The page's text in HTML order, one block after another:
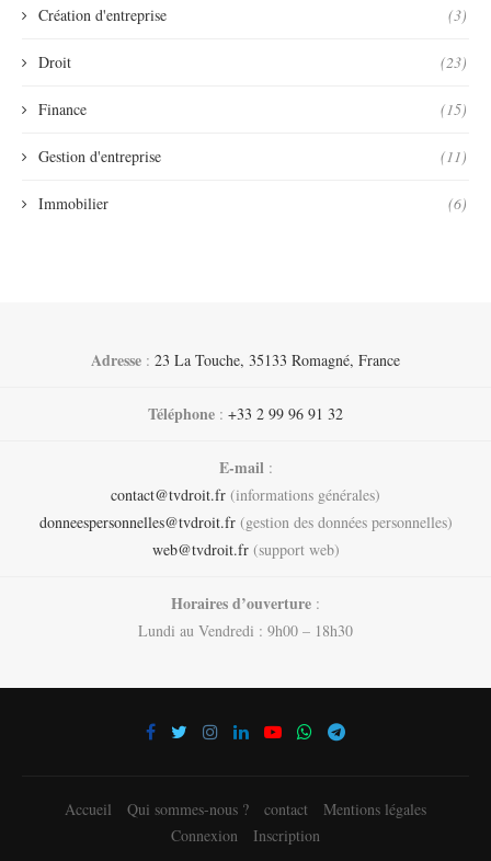
Création d'entreprise (3)
Droit (23)
Finance (15)
Gestion d'entreprise (11)
Immobilier (6)
Adresse : 23 La Touche, 35133 Romagné, France
Téléphone : +33 2 99 96 91 32
E-mail:
contact@tvdroit.fr (informations générales)
donneespersonnelles@tvdroit.fr(gestion des données personnelles)
web@tvdroit.fr(support web)
Horaires d’ouverture :
Lundi au Vendredi : 9h00 – 18h30
Accueil Qui sommes-nous ? contact
Mentions légales
Connexion
Inscription